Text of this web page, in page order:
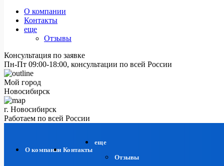
О компании
Контакты
еще
Отзывы
Консультация по заявке
Пн-Пт 09:00-18:00, консультации по всей России
Мой город
Новосибирск
г. Новосибирск
Работаем по всей России
О компании Контакты
еще
Отзывы